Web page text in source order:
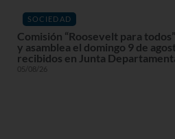
SOCIEDAD
Comisión “Roosevelt para
y asamblea el domingo 9 de
recibidos en Junta
05/08/26